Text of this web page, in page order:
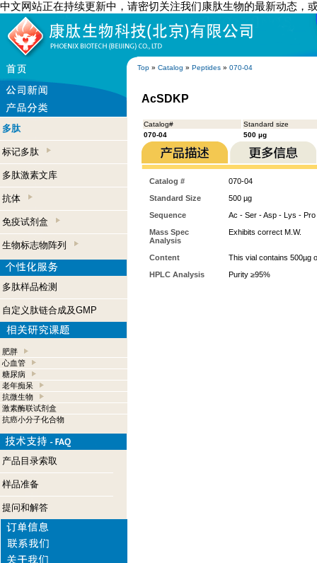
中文网站正在持续更新中，请密切关注我们康肽生物的最新动态，
Top » Catalog » Peptides » 070-04
多肽
标记多肽
多肽激素文库
抗体
免疫试剂盒
生物标志物阵列
多肽样品检测
自定义肽链合成及GMP
肥胖
心血管
糖尿病
老年痴呆
抗微生物
激素酶联试剂盒
抗癌小分子化合物
产品目录索取
样品准备
提问和解答
AcSDKP
Catalog#
Standard size
070-04
500 µg
Catalog #
070-04
Standard Size
500 µg
Sequence
Ac - Ser - Asp - Lys - Pro
Mass Spec
Analysis
Exhibits correct M.W.
Content
This vial contains 500µg
HPLC Analysis
Purity ≥95%